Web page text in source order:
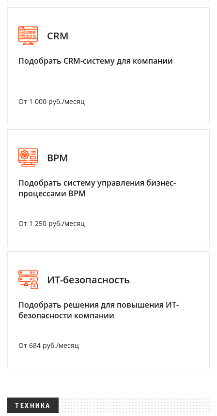
CRM
Подобрать CRM-систему для компании
От 1 000 руб./месяц
BPM
Подобрать систему управления бизнес-
процессами BPM
От 1 250 руб./месяц
ИТ-безопасность
Подобрать решения для повышения ИТ-
безопасности компании
От 684 руб./месяц
ТЕХНИКА